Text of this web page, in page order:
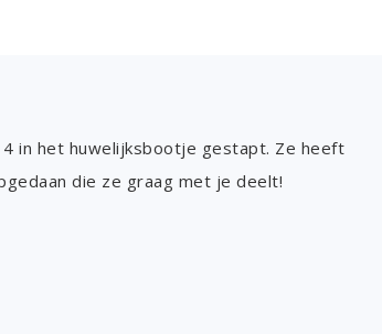
in het huwelijksbootje gestapt. Ze heeft
die ze graag met je deelt!